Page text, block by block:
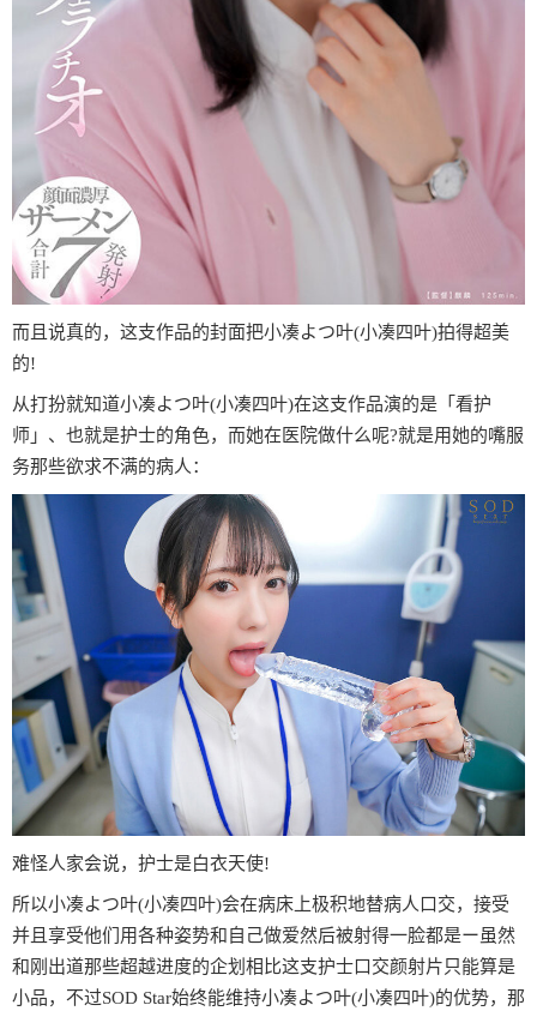
而且说真的，这支作品的封面把小凑よつ叶(小凑四叶)拍得超美
的!
从打扮就知道小凑よつ叶(小凑四叶)在这支作品演的是「看护
师」、也就是护士的角色，而她在医院做什么呢?就是用她的嘴服
务那些欲求不满的病人：
难怪人家会说，护士是白衣天使!
所以小凑よつ叶(小凑四叶)会在病床上极积地替病人口交，接受
并且享受他们用各种姿势和自己做爱然后被射得一脸都是ー虽然
和刚出道那些超越进度的企划相比这支护士口交颜射片只能算是
小品，不过SOD Star始终能维持小凑よつ叶(小凑四叶)的优势，那